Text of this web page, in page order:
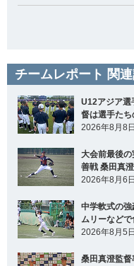
チームレポート 関
U12アジア選
督は選手たち
2026年8月8日
大会前最後
善戦 桑田真
2026年8月6日
中学軟式の
ムリーなどで
2026年8月5日
桑田真澄監